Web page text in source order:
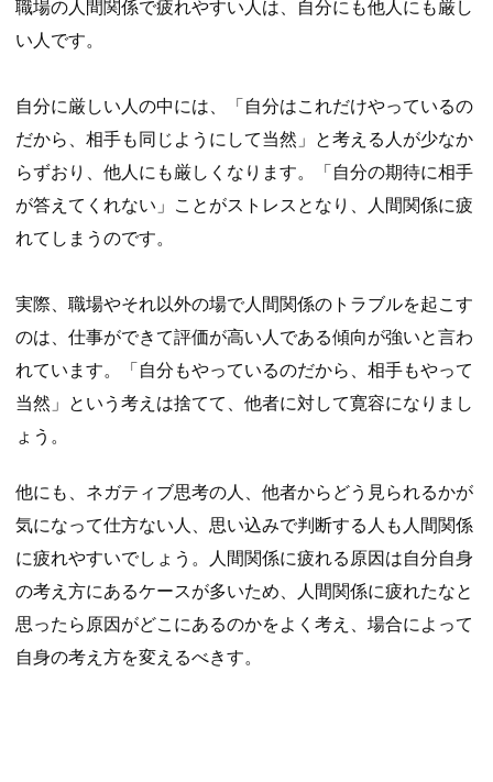
職場の人間関係で疲れやすい人は、自分にも他人にも厳し
い人です。
自分に厳しい人の中には、「自分はこれだけやっているの
だから、相手も同じようにして当然」と考える人が少なか
らずおり、他人にも厳しくなります。「自分の期待に相手
が答えてくれない」ことがストレスとなり、人間関係に疲
れてしまうのです。
実際、職場やそれ以外の場で人間関係のトラブルを起こす
のは、仕事ができて評価が高い人である傾向が強いと言わ
れています。「自分もやっているのだから、相手もやって
当然」という考えは捨てて、他者に対して寛容になりまし
ょう。
他にも、ネガティブ思考の人、他者からどう見られるかが
気になって仕方ない人、思い込みで判断する人も人間関係
に疲れやすいでしょう。人間関係に疲れる原因は自分自身
の考え方にあるケースが多いため、人間関係に疲れたなと
思ったら原因がどこにあるのかをよく考え、場合によって
自身の考え方を変えるべきす。